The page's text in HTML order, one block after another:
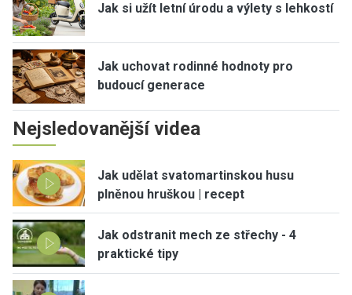
Jak si užít letní úrodu a výlety s lehkostí
Jak uchovat rodinné hodnoty pro
budoucí generace
Nejsledovanější videa
Jak udělat svatomartinskou husu
plněnou hruškou | recept
Jak odstranit mech ze střechy - 4
praktické tipy